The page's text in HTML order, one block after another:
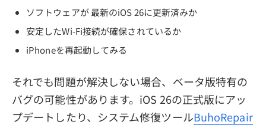
ソフトウェアが 最新のiOS 26に更新済みか
安定したWi-Fi接続が確保されているか
iPhoneを再起動してみる
それでも問題が解決しない場合、ベータ版特有の
バグの可能性があります。iOS 26の正式版にアッ
プデートしたり、システム修復ツールBuhoRepair